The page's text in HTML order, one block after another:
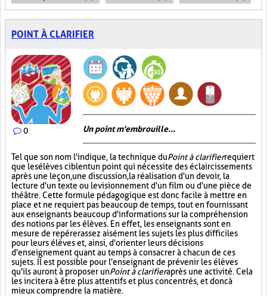
POINT À CLARIFIER
0 Un point m'embrouille...
Tel que son nom l'indique, la technique duPoint à clarifierrequiert
que les élèves ciblent un point qui nécessite des éclaircissements
après une leçon, une discussion, la réalisation d'un devoir, la
lecture d'un texte ou le visionnement d'un film ou d'une pièce de
théâtre. Cette formule pédagogique est donc facile à mettre en
place et ne requiert pas beaucoup de temps, tout en fournissant
aux enseignants beaucoup d'informations sur la compréhension
des notions par les élèves. En effet, les enseignants sont en
mesure de repérer assez aisément les sujets les plus difficiles
pour leurs élèves et, ainsi, d'orienter leurs décisions
d'enseignement quant au temps à consacrer à chacun de ces
sujets. Il est possible pour l'enseignant de prévenir les élèves
qu'ils auront à proposer unPoint à clarifieraprès une activité. Cela
les incitera à être plus attentifs et plus concentrés, et donc à
mieux comprendre la matière.